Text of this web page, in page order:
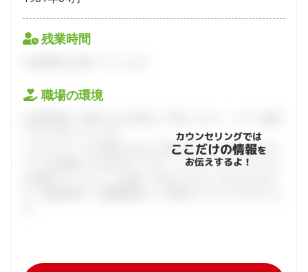
残業時間
職場の環境
ハタラクティブが企業とあなたの間に立って、あなたに向い
ている仕事探しをお手伝いします。キャリアアドバイザーと
カウンセリングでは
ここだけの情報を
お伝えするよ！